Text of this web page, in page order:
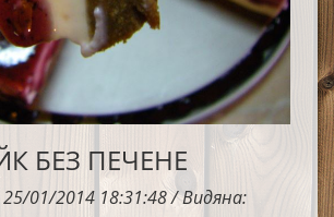
БЕЗ ПЕЧЕНЕ
01/2014 18:31:48 / Видяна: